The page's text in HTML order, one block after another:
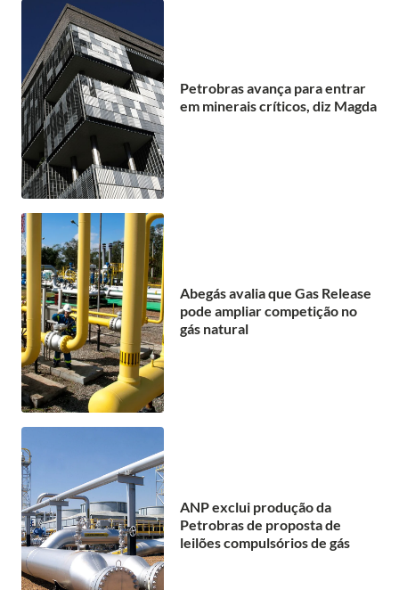
Petrobras avança para entrar
em minerais críticos, diz Magda
Abegás avalia que Gas Release
pode ampliar competição no
gás natural
ANP exclui produção da
Petrobras de proposta de
leilões compulsórios de gás